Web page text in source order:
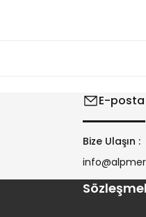
E-
Bize Ulaşın :